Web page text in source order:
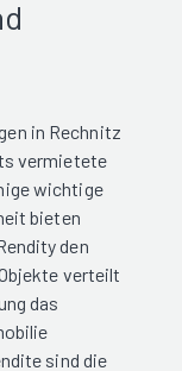
in Rechnitz
vermietete
wichtige
bieten
den
verteilt
das
sind die